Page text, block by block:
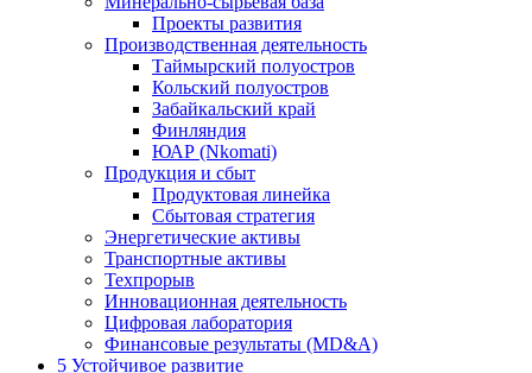
Проекты развития
Производственная деятельность
Таймырский полуостров
Кольский полуостров
Забайкальский край
Финляндия
ЮАР (Nkomati)
Продукция и сбыт
Продуктовая линейка
Сбытовая стратегия
Энергетические активы
Транспортные активы
Техпрорыв
Инновационная деятельность
Цифровая лаборатория
Финансовые результаты (MD&A)
5 Устойчивое развитие